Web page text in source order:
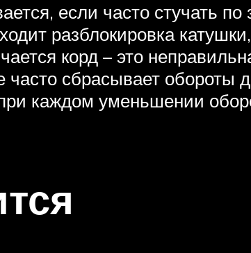
если часто стучать
разблокировка
корд – это
часто сбрасывает
каждом уменьшении